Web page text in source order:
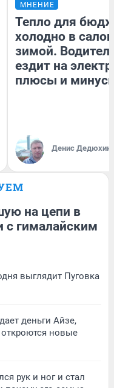
МНЕНИЕ
Тепло для
холодно в
зимой.
ездит на
плюсы и
Денис Дедюхин
на цепи в
с гималайским
выглядит Пуговка
деньги Айзе,
новые
рук и ног и стал